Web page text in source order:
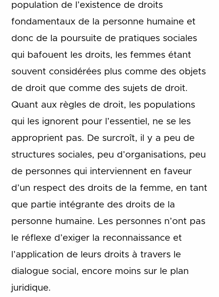
population de l’existence de droits
fondamentaux de la personne humaine et
donc de la poursuite de pratiques sociales
qui bafouent les droits, les femmes étant
souvent considérées plus comme des objets
de droit que comme des sujets de droit.
Quant aux règles de droit, les populations
qui les ignorent pour l’essentiel, ne se les
approprient pas. De surcroît, il y a peu de
structures sociales, peu d’organisations, peu
de personnes qui interviennent en faveur
d’un respect des droits de la femme, en tant
que partie intégrante des droits de la
personne humaine. Les personnes n’ont pas
le réflexe d’exiger la reconnaissance et
l’application de leurs droits à travers le
dialogue social, encore moins sur le plan
juridique.